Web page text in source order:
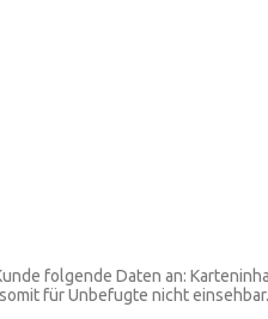
folgende Daten an:
für Unbefugte nicht